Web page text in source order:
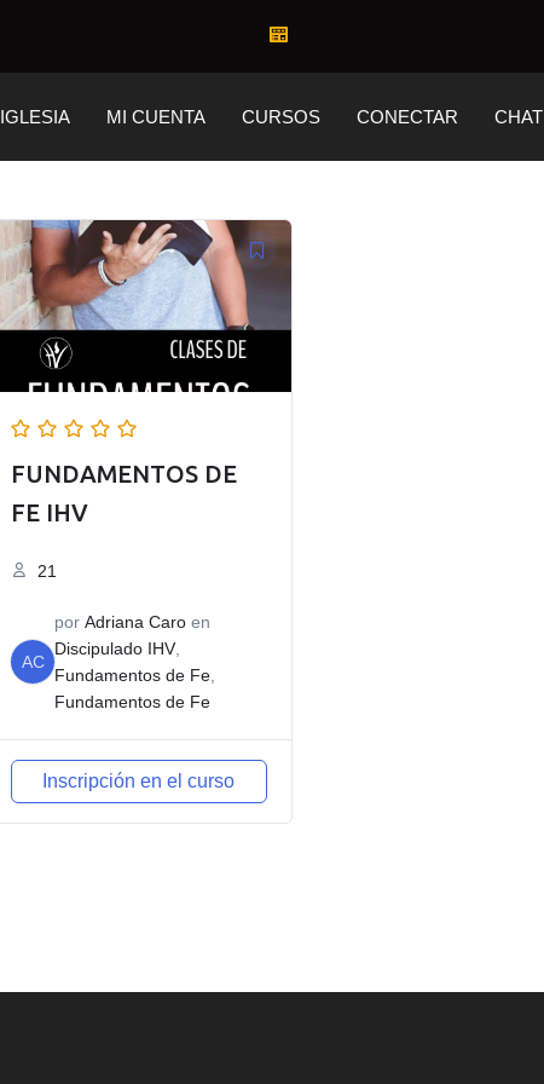
IGLESIA MI CUENTA CURSOS CONECTAR CHAT
FUNDAMENTOS DE
FE IHV
21
AC
por Adriana Caro en
Discipulado IHV
Fundamentos de Fe
Fundamentos de Fe
Inscripción en el curso